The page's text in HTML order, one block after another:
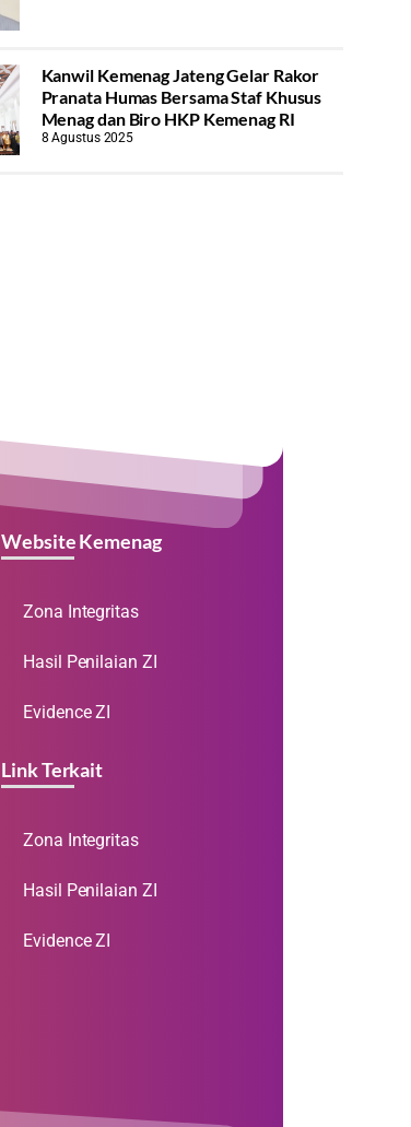
Kanwil Kemenag Jateng Gelar Rakor
Pranata Humas Bersama Staf Khusus
Menag dan Biro HKP Kemenag RI
8 Agustus 2025
Website Kemenag
Zona Integritas
Hasil Penilaian ZI
Evidence ZI
Link Terkait
Zona Integritas
Hasil Penilaian ZI
Evidence ZI